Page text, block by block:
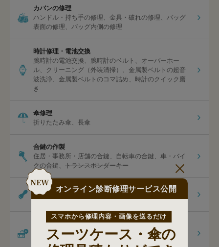
オンライン診断修理サービス公開
スマホから修理内容・画像を送るだけ
スーツケース・傘の
カバンの修理
ハンドル・持ち手の修理
金具・破れの修理
バッグ
表面の修理
バッグ内側の修理
時計修理・電池交換
腕時計の電池交換
腕時計のベルト
オーバーホー
ル
クリーニング（外装清掃）
金属製ベルトの超音
波洗浄
金属製ベルトのコマ詰め
時計のクイック磨
き
傘修理
折りたたみ傘
長傘
合鍵の作製
住居・事務所・店舗の合鍵
自転車の合鍵
車・バイ
クの合鍵
トランスポンダーキー
印鑑・はんこの作製
認印
法人印 ゴム印 シャチハタ浸透印
ダビング
ビデオテープのダビング
8mmのダビング
[オプショ
ン]スマホ保存